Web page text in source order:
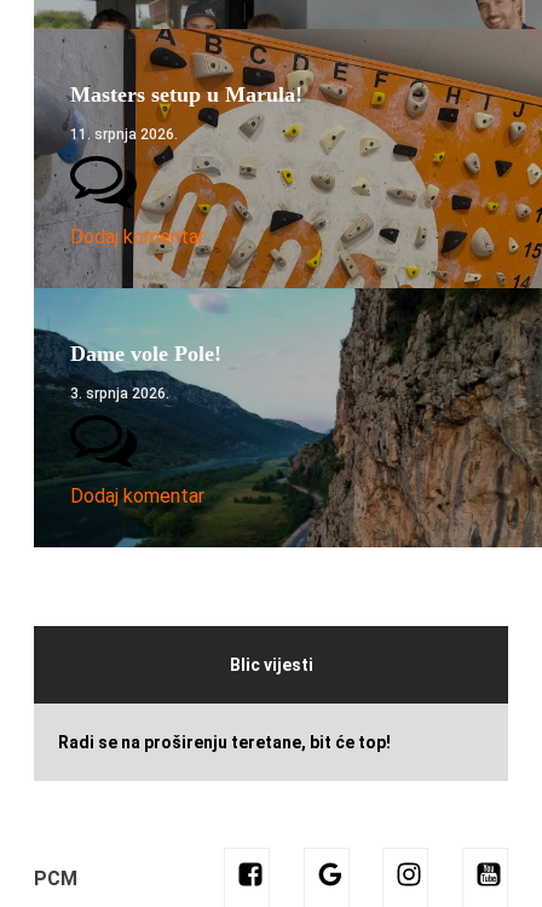
Masters setup u Marula!
11. srpnja 2026.
Dodaj komentar
Dame vole Pole!
3. srpnja 2026.
Dodaj komentar
Blic vijesti
Radi se na proširenju teretane, bit će top!
PCM